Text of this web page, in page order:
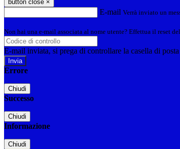
button close ×
E-mail Verrà inviato un
Non hai una e-mail associata al nome utente? Effettua il reset
E-mail inviata, si prega di controllare la casella di
Errore
Chiudi
Successo
Chiudi
Informazione
Chiudi